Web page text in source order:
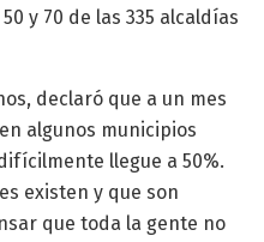
y 70 de las 335 alcaldías
declaró que a un mes
algunos municipios
llegue a 50%.
existen y que son
que toda la gente no